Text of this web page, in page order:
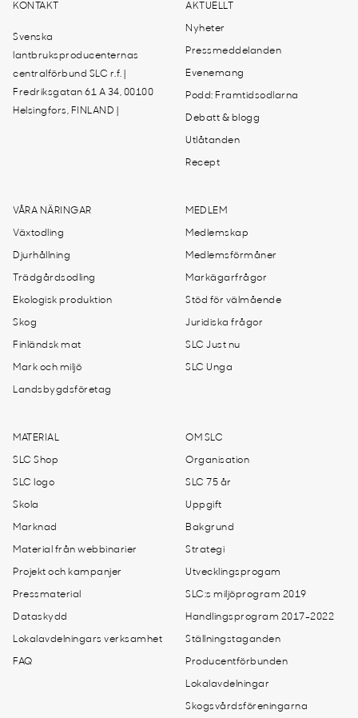
KONTAKT
Svenska
lantbruksproducenternas
centralförbund SLC r.f. |
Fredriksgatan 61 A 34, 00100
Helsingfors, FINLAND |
AKTUELLT
Nyheter
Pressmeddelanden
Evenemang
Podd: Framtidsodlarna
Debatt & blogg
Utlåtanden
Recept
VÅRA NÄRINGAR
Växtodling
Djurhållning
Trädgårdsodling
Ekologisk produktion
Skog
Finländsk mat
Mark och miljö
Landsbygdsföretag
MEDLEM
Medlemskap
Medlemsförmåner
Markägarfrågor
Stöd för välmående
Juridiska frågor
SLC Just nu
SLC Unga
MATERIAL
SLC Shop
SLC logo
Skola
Marknad
Material från webbinarier
Projekt och kampanjer
Pressmaterial
Dataskydd
Lokalavdelningars verksamhet
FAQ
OM SLC
Organisation
SLC 75 år
Uppgift
Bakgrund
Strategi
Utvecklingsprogam
SLC:s miljöprogram 2019
Handlingsprogram 2017-2022
Ställningstaganden
Producentförbunden
Lokalavdelningar
Skogsvårdsföreningarna